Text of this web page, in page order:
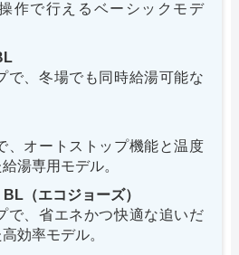
作で行えるベーシックモデ
で、冬場でも同時給湯可能な
、オートストップ機能と温度
湯専用モデル。
（エコジョーズ）
で、省エネかつ快適な追いだ
効率モデル。